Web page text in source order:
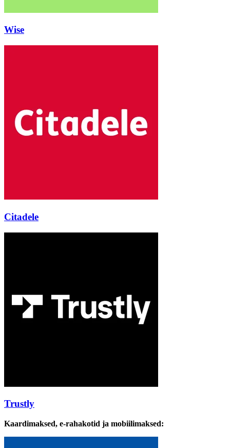
Wise
Citadele
Trustly
Kaardimaksed, e-rahakotid ja mobiilimaksed: